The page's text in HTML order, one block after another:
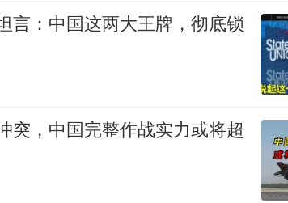
言：中国这两大王牌，彻底锁
突，中国完整作战实力或将超